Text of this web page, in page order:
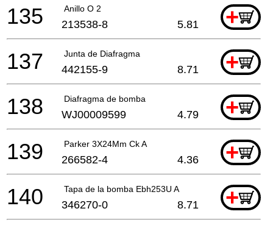
Anillo O 2 +
135 213538-8 5.81
Junta de Diafragma +
137 442155-9 8.71
Diafragma de bomba +
138 WJ00009599 4.79
Parker 3X24Mm Ck A +
139 266582-4 4.36
Tapa de la bomba Ebh253U A +
140 346270-0 8.71